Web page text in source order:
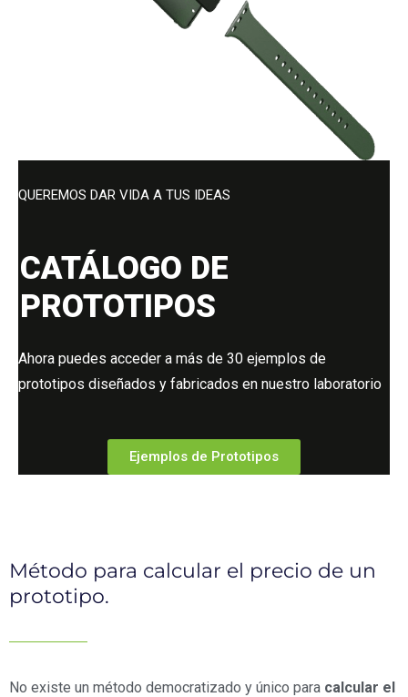
QUEREMOS DAR VIDA A TUS IDEAS
CATÁLOGO DE
PROTOTIPOS
Ahora puedes acceder a más de 30 ejemplos de
prototipos diseñados y fabricados en nuestro laboratorio
Ejemplos de Prototipos
Método para calcular el precio de un
prototipo.
No existe un método democratizado y único para calcular el